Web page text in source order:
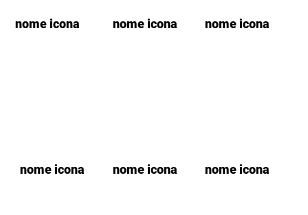
nome icona nome icona nome icona
nome icona nome icona nome icona